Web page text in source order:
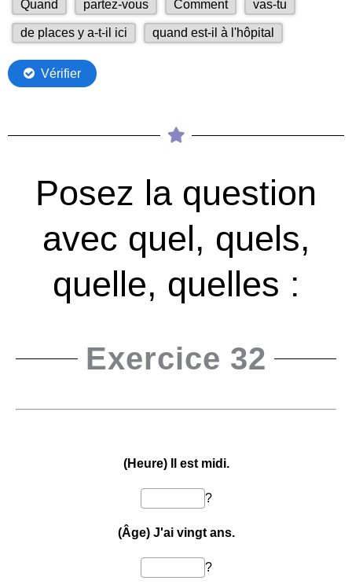
Posez la question
avec quel, quels,
quelle, quelles :
Exercice 32